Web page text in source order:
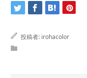
投稿者: irohacolor